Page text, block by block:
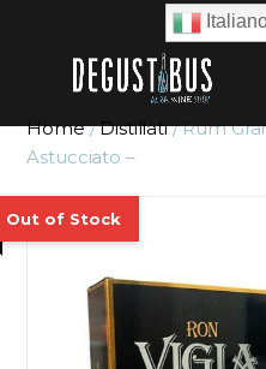
Home/Distillati/ Rum
Astucciato –